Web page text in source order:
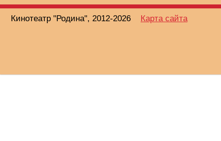
Кинотеатр "Родина", 2012-2026 Карта сайта